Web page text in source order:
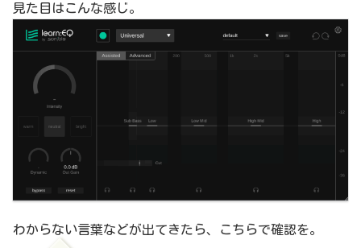
見た目はこんな感じ。
わからない言葉などが出てきたら、こちらで確認を。